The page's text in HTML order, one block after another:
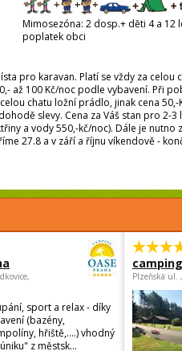
Mimosezóna: 2 dosp.+ děti 4 a 12
poplatek obci
pro karavan. Platí se vždy za celou
až 100 Kč/noc podle vybavení. Při
chatu ložní prádlo, jinak cena
slevy. Cena za Váš stan pro 2-3
a vody 550,-kč/noc). Dále je
27.8 a v září a říjnu víkendově -
sport a relax - díky
(bazény,
hřiště,....) vhodný
z městsk...
Plzeňská ul.